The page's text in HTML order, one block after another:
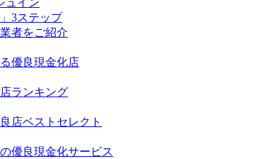
3ステップ
者をご紹介
優良現金化店
ランキング
店ベストセレクト
優良現金化サービス